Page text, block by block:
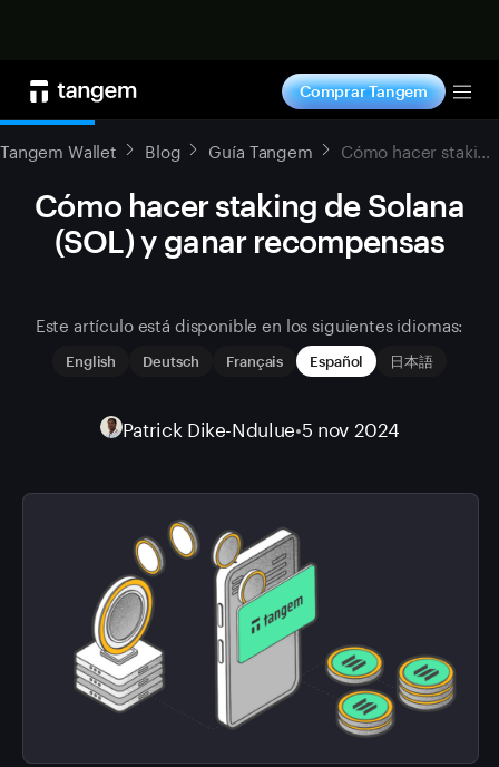
Comprar Tangem
Tangem Wallet Blog Guía Tangem Cómo hacer staking de Solana (SOL) y ganar recompensas
Cómo hacer staking de Solana
(SOL) y ganar recompensas
Este artículo está disponible en los siguientes idiomas:
English Deutsch Français Español 日本語
Patrick Dike-Ndulue•5 nov 2024